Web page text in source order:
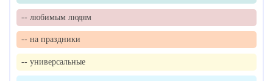
-- любимым людям
-- на праздники
-- универсальные